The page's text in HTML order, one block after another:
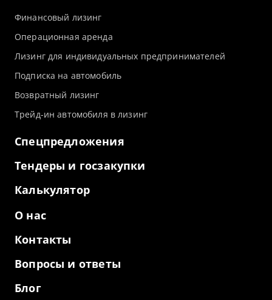
Финансовый лизинг
Операционная аренда
Лизинг для индивидуальных предпринимателей
Подписка на автомобиль
Возвратный лизинг
Трейд-ин автомобиля в лизинг
Спецпредложения
Тендеры и госзакупки
Калькулятор
О нас
Контакты
Вопросы и ответы
Блог